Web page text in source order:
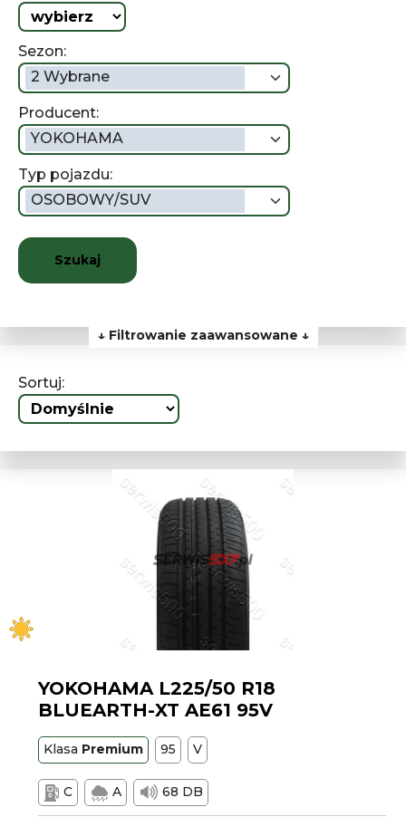
Sezon:
2 Wybrane
Producent:
YOKOHAMA
Typ pojazdu:
OSOBOWY/SUV
Szukaj
↓ Filtrowanie zaawansowane ↓
Sortuj:
YOKOHAMA L225/50 R18
BLUEARTH-XT AE61 95V
Klasa Premium 95 V
C A 68 DB